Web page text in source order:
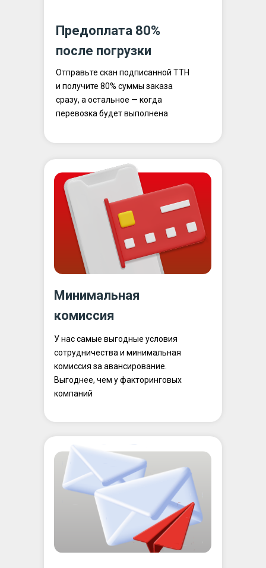
Предоплата 80%
после погрузки
Отправьте скан подписанной ТТН
и получите 80% суммы заказа
сразу, а остальное — когда
перевозка будет выполнена
Минимальная
комиссия
У нас самые выгодные условия
сотрудничества и минимальная
комиссия за авансирование.
Выгоднее, чем у факторинговых
компаний